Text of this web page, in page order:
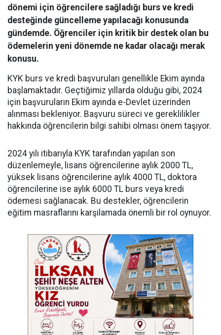
dönemi için öğrencilere sağladığı burs ve kredi
desteğinde güncelleme yapılacağı konusunda
gündemde. Öğrenciler için kritik bir destek olan bu
ödemelerin yeni dönemde ne kadar olacağı merak
konusu.
KYK burs ve kredi başvuruları genellikle Ekim ayında
başlamaktadır. Geçtiğimiz yıllarda olduğu gibi, 2024
için başvuruların Ekim ayında e-Devlet üzerinden
alınması bekleniyor. Başvuru süreci ve gereklilikler
hakkında öğrencilerin bilgi sahibi olması önem taşıyor.
2024 yılı itibarıyla KYK tarafından yapılan son
düzenlemeyle, lisans öğrencilerine aylık 2000 TL,
yüksek lisans öğrencilerine aylık 4000 TL, doktora
öğrencilerine ise aylık 6000 TL burs veya kredi
ödemesi sağlanacak. Bu destekler, öğrencilerin
eğitim masraflarını karşılamada önemli bir rol oynuyor.